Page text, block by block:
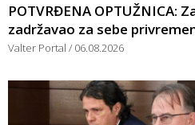
POTVRĐENA OPTUŽNICA:
zadržavao za sebe
Valter Portal 06.08.2026